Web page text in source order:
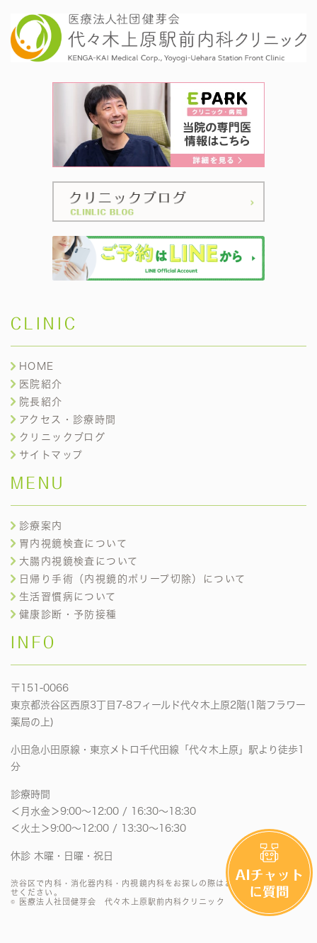
CLINIC
HOME
医院紹介
院長紹介
アクセス・診療時間
クリニックブログ
サイトマップ
MENU
診療案内
胃内視鏡検査について
大腸内視鏡検査について
日帰り手術（内視鏡的ポリープ切除）について
生活習慣病について
健康診断・予防接種
INFO
〒151-0066
東京都渋谷区西原3丁目7-8フィールド代々木上原2階(1階フラワー
薬局の上)
小田急小田原線・東京メトロ千代田線「代々木上原」駅より徒歩1
分
診療時間
＜月水金＞9:00〜12:00 / 16:30〜18:30
＜火土＞9:00〜12:00 / 13:30〜16:30
休診 木曜・日曜・祝日
渋谷区で内科・消化器内科・内視鏡内科をお探しの際はお気軽にお問い合わ
せください。
© 医療法人社団健芽会 代々木上原駅前内科クリニック